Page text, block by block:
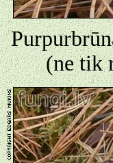
(ne tik